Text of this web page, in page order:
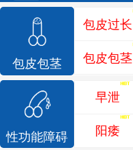
包皮包茎
包皮过长
包皮包茎
性功能障碍
早泄
阳痿